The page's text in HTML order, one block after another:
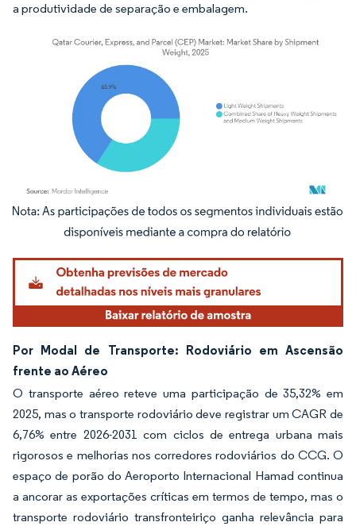
a produtividade de separação e embalagem.
Imagem © Mordor Intelligence. O reuso requer atribuição conforme CC BY 4.0.
Por Modal de Transporte: Rodoviário em Ascensão
frente ao Aéreo
O transporte aéreo reteve uma participação de 35,32% em
2025, mas o transporte rodoviário deve registrar um CAGR de
6,76% entre 2026-2031 com ciclos de entrega urbana mais
rigorosos e melhorias nos corredores rodoviários do CCG. O
espaço de porão do Aeroporto Internacional Hamad continua
a ancorar as exportações críticas em termos de tempo, mas o
transporte rodoviário transfronteiriço ganha relevância para